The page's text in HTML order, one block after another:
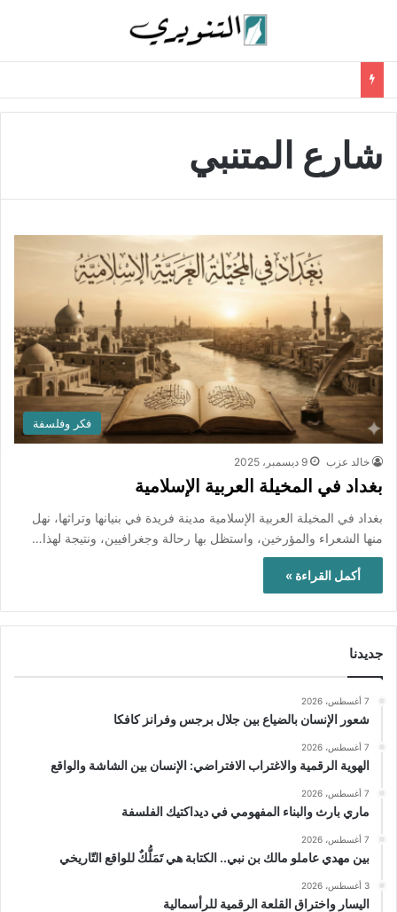
شارع المتنبي
فكر وفلسفة
خالد عزب 9 ديسمبر، 2025
بغداد في المخيلة العربية الإسلامية
بغداد في المخيلة العربية الإسلامية مدينة فريدة في بنيانها وتراثها، نهل
منها الشعراء والمؤرخين، واستظل بها رحالة وجغرافيين، ونتيجة لهذا…
أكمل القراءة »
جديدنا
7 أغسطس، 2026
شعور الإنسان بالضياع بين جلال برجس وفرانز كافكا
7 أغسطس، 2026
الهوية الرقمية والاغتراب الافتراضي: الإنسان بين الشاشة والواقع
7 أغسطس، 2026
ماري بارث والبناء المفهومي في ديداكتيك الفلسفة
7 أغسطس، 2026
بين مهدي عاملو مالك بن نبي.. الكتابة هي تَمَلُّكٌ للواقع التّاريخي
3 أغسطس، 2026
اليسار واختراق القلعة الرقمية للرأسمالية